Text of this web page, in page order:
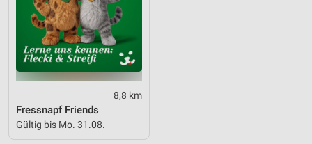
8,8 km
Fressnapf Friends
Gültig bis Mo. 31.08.